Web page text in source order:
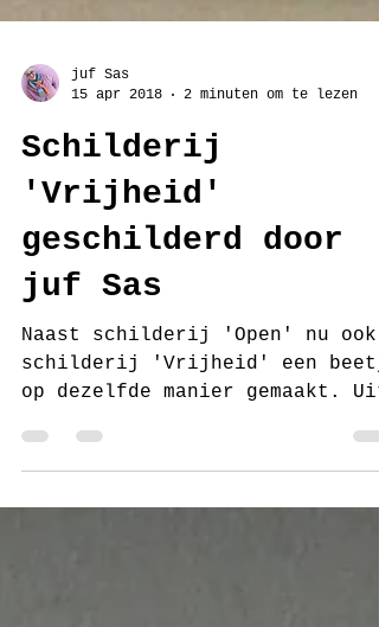
juf Sas
15 apr 2018
2 minuten om te lezen
Schilderij
'Vrijheid'
geschilderd door
juf Sas
Naast schilderij 'Open' nu ook
op dezelfde manier gemaakt. Uit
een paar boekjes met mooi
en...